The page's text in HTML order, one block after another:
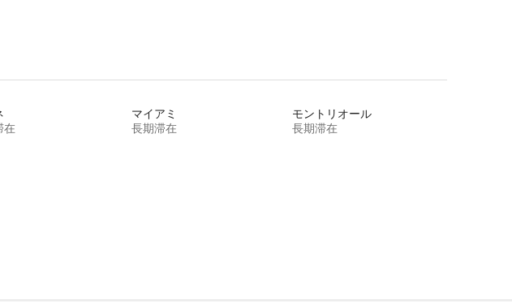
在
マイアミ
長期滞在
モントリオール
長期滞在